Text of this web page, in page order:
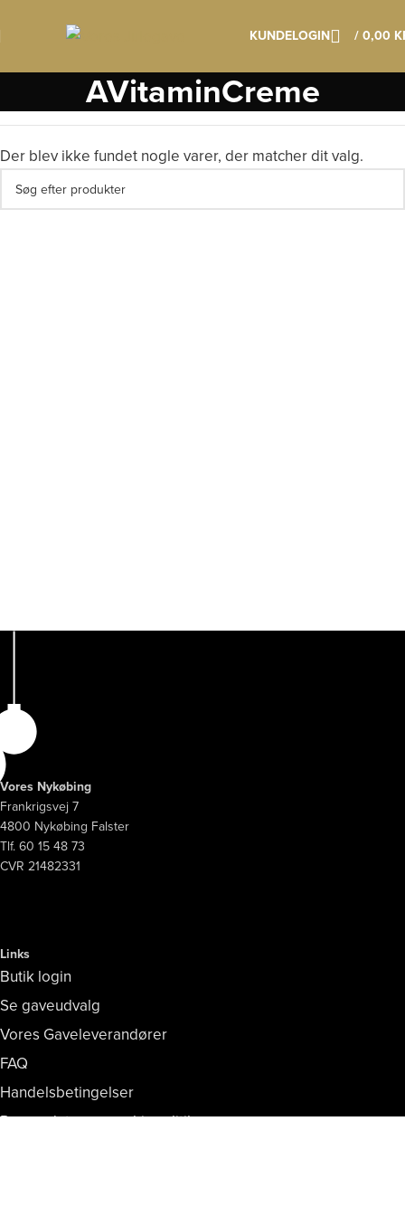
KUNDELOGIN / 0,00
AVitaminCreme
Der blev ikke fundet nogle varer, der matcher dit valg.
Vores Nykøbing
Frankrigsvej 7
4800 Nykøbing Falster
Tlf. 60 15 48 73
CVR 21482331
Links
Butik login
Se gaveudvalg
Vores Gaveleverandører
FAQ
Handelsbetingelser
Persondata- og cookiepolitik